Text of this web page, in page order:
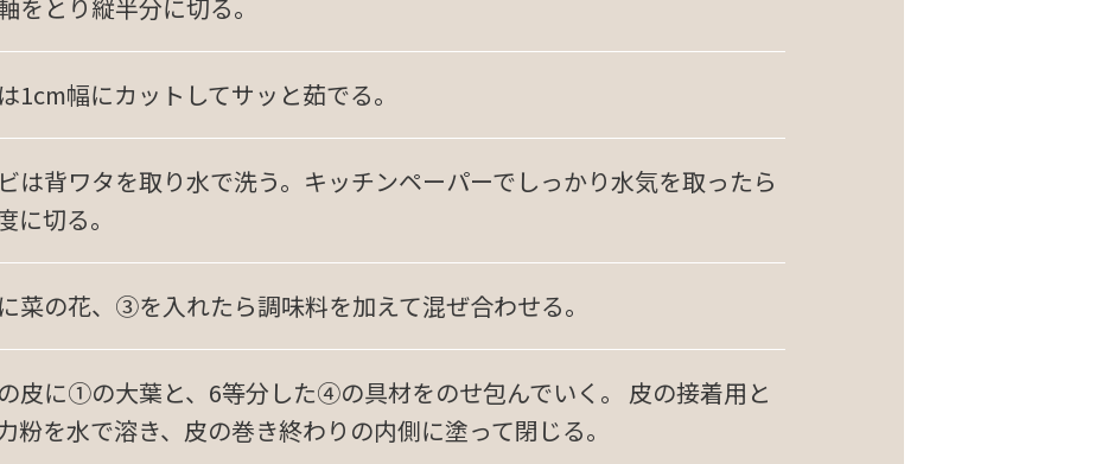
をとり縦半分に切る。
1cm幅にカットしてサッと茹でる。
は背ワタを取り水で洗う。キッチンペーパーでしっかり水気を取ったら
に切る。
菜の花、③を入れたら調味料を加えて混ぜ合わせる。
皮に①の大葉と、6等分した④の具材をのせ包んでいく。 皮の接着用と
粉を水で溶き、皮の巻き終わりの内側に塗って閉じる。